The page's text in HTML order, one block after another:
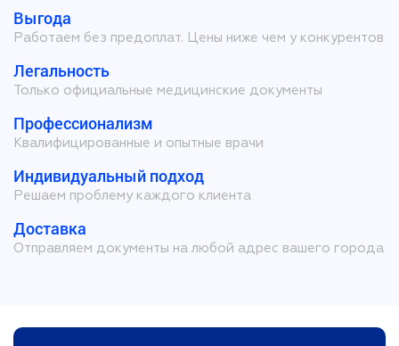
Выгода
Работаем без предоплат. Цены ниже чем у конкурентов
Легальность
Только официальные медицинские документы
Профессионализм
Квалифицированные и опытные врачи
Индивидуальный подход
Решаем проблему каждого клиента
Доставка
Отправляем документы на любой адрес вашего города